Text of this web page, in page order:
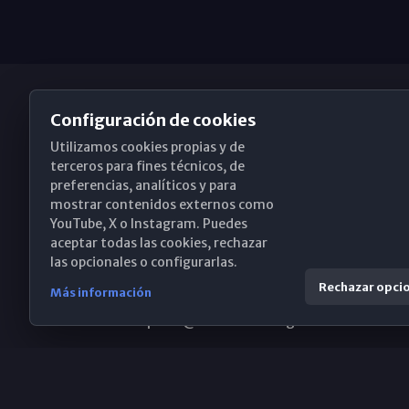
Obispado de Málaga
Santa María, 18-20. 29015 Málaga
(+34) 952 224 386
Configuración de cookies
Utilizamos cookies propias y de
terceros para fines técnicos, de
preferencias, analíticos y para
mostrar contenidos externos como
YouTube, X o Instagram. Puedes
aceptar todas las cookies, rechazar
las opcionales o configurarlas.
Más información Rechazar